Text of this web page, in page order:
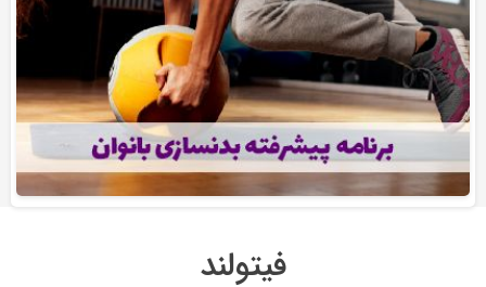
فیتولند